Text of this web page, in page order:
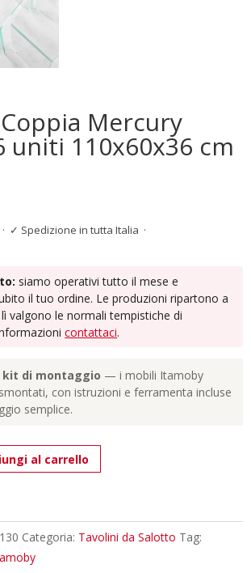
Mercury
uniti 110x60x36 cm
· ✓ Spedizione in tutta Italia ·
siamo operativi tutto il mese e
il tuo ordine. Le produzioni ripartono a
valgono le normali tempistiche di
contattaci.
kit di montaggio — i mobili Itamoby
con istruzioni e ferramenta incluse
semplice.
al carrello
Categoria: Tavolini da Salotto Tag: